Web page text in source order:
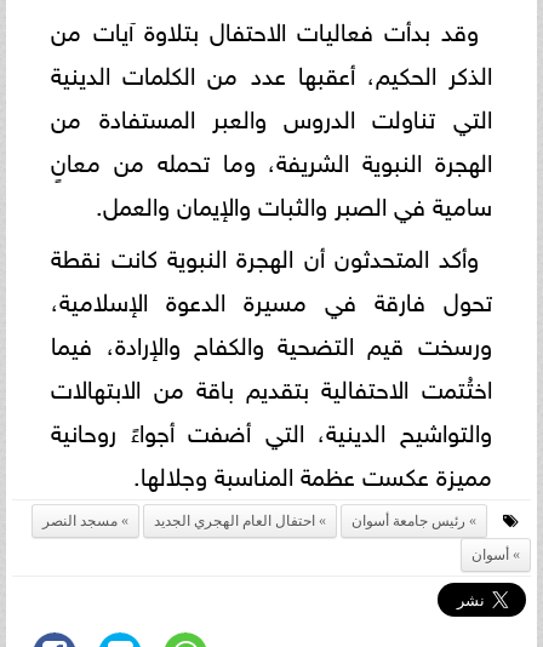
وقد بدأت فعاليات الاحتفال بتلاوة آيات من
الذكر الحكيم، أعقبها عدد من الكلمات الدينية
التي تناولت الدروس والعبر المستفادة من
الهجرة النبوية الشريفة، وما تحمله من معانٍ
سامية في الصبر والثبات والإيمان والعمل.
وأكد المتحدثون أن الهجرة النبوية كانت نقطة
تحول فارقة في مسيرة الدعوة الإسلامية،
ورسخت قيم التضحية والكفاح والإرادة، فيما
اختُتمت الاحتفالية بتقديم باقة من الابتهالات
والتواشيح الدينية، التي أضفت أجواءً روحانية
مميزة عكست عظمة المناسبة وجلالها.
رئيس جامعة أسوان احتفال العام الهجري الجديد
مسجد النصر
أسوان